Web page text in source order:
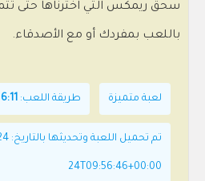
سحق ريمكس التي اخترناها حتى
باللعب بمفردك أو مع الأصدقاء.
لعبة متميزة طريقة اللعب: 6:11 دقائق
24T09:56:46+00:00